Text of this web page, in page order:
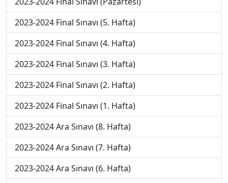
2023-2024 Final Sınavı (5. Hafta)
2023-2024 Final Sınavı (4. Hafta)
2023-2024 Final Sınavı (3. Hafta)
2023-2024 Final Sınavı (2. Hafta)
2023-2024 Final Sınavı (1. Hafta)
2023-2024 Ara Sınavı (8. Hafta)
2023-2024 Ara Sınavı (7. Hafta)
2023-2024 Ara Sınavı (6. Hafta)